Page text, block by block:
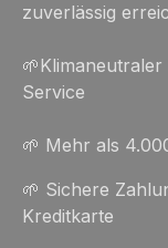
zuverlässig
Service
🌱 Mehr als
🌱 Sichere
Kreditkarte